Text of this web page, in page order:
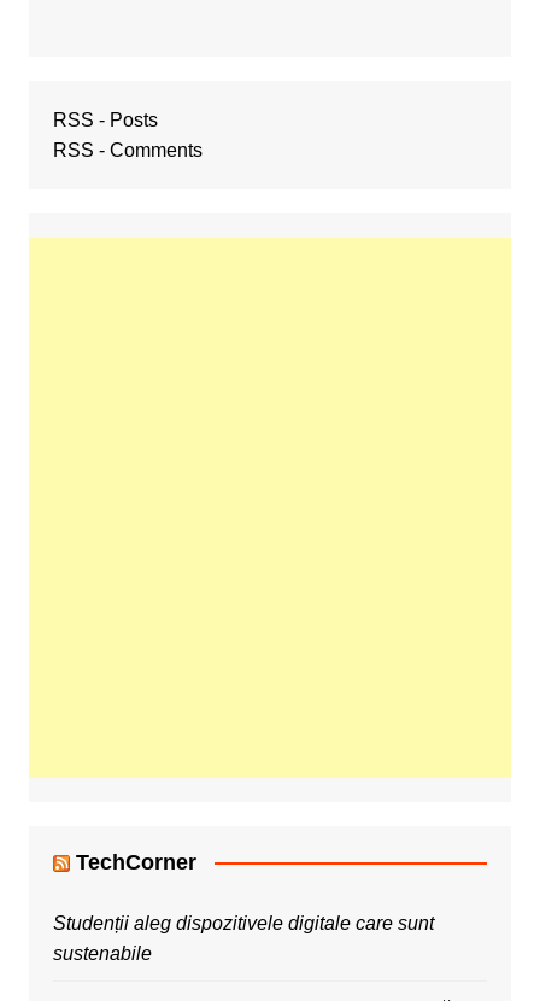
RSS - Posts
RSS - Comments
TechCorner
Studenții aleg dispozitivele digitale care sunt
sustenabile